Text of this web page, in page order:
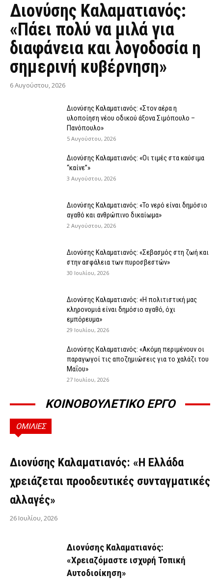
Διονύσης Καλαματιανός:
«Πάει πολύ να μιλά για
διαφάνεια και λογοδοσία η
σημερινή κυβέρνηση»
6 Αυγούστου, 2026
Διονύσης Καλαματιανός: «Στον αέρα η
υλοποίηση νέου οδικού άξονα Σιμόπουλο –
Πανόπουλο»
5 Αυγούστου, 2026
Διονύσης Καλαματιανός: «Οι τιμές στα καύσιμα
“καίνε”»
3 Αυγούστου, 2026
Διονύσης Καλαματιανός: «Το νερό είναι δημόσιο
αγαθό και ανθρώπινο δικαίωμα»
2 Αυγούστου, 2026
Διονύσης Καλαματιανός: «Σεβασμός στη ζωή και
στην ασφάλεια των πυροσβεστών»
30 Ιουλίου, 2026
Διονύσης Καλαματιανός: «Η πολιτιστική μας
κληρονομιά είναι δημόσιο αγαθό, όχι
εμπόρευμα»
29 Ιουλίου, 2026
Διονύσης Καλαματιανός: «Ακόμη περιμένουν οι
παραγωγοί τις αποζημιώσεις για το χαλάζι του
Μαΐου»
27 Ιουλίου, 2026
ΚΟΙΝΟΒΟΥΛΕΤΙΚΟ ΕΡΓΟ
ΟΜΙΛΙΕΣ
ΟΜΙΛΊΕΣ
Διονύσης Καλαματιανός: «Η Ελλάδα
χρειάζεται προοδευτικές συνταγματικές
αλλαγές»
26 Ιουλίου, 2026
Διονύσης Καλαματιανός:
«Χρειαζόμαστε ισχυρή Τοπική
Αυτοδιοίκηση»